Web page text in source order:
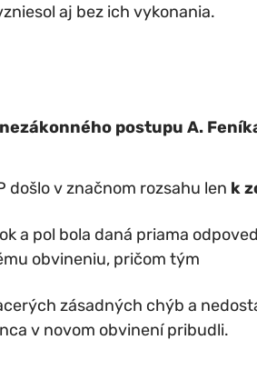
aj bez ich vykonania.
postupu A.
došlo v značnom rozsahu len k
a pol bola daná priama
obvineniu, pričom tým
zásadných chýb a
v novom obvinení pribudli.